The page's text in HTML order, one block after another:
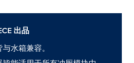
出品
水箱兼容。